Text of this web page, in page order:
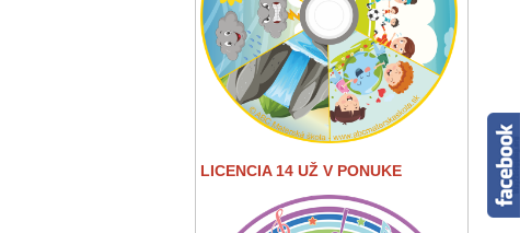
LICENCIA 14 UŽ V PONUKE